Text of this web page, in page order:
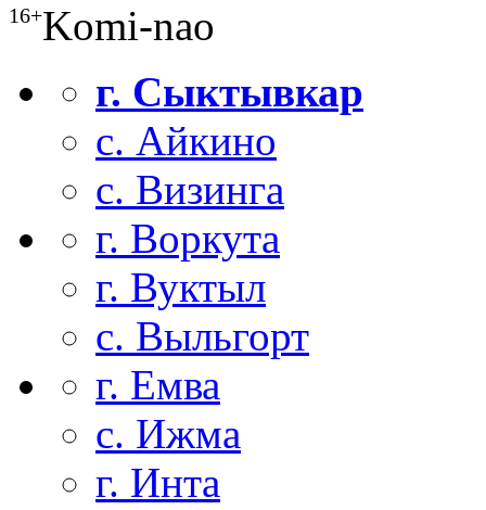
16+Komi-nao
г. Сыктывкар
с. Айкино
с. Визинга
г. Воркута
г. Вуктыл
с. Выльгорт
г. Емва
с. Ижма
г. Инта